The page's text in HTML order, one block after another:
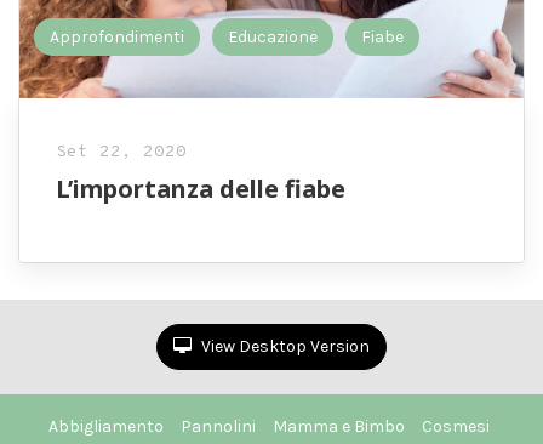
Approfondimenti Educazione Fiabe
Set 22, 2020
L’importanza delle fiabe
View Desktop Version
Abbigliamento Pannolini Mamma e Bimbo Cosmesi